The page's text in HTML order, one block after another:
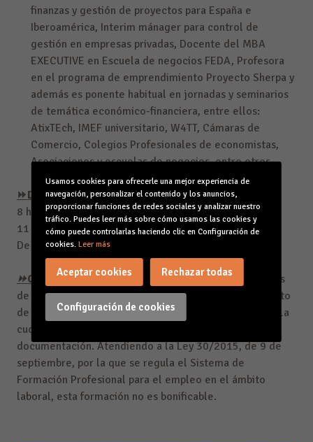
finanzas y gestión de proyectos para España e
Iberoamérica, Interim mánager para control de
gestión en empresas privadas, Docente del MBA
EXECUTIVE en Escuela de negocios FEDA, Profesora
en el programa de emprendimiento Proyecto Sherpa y
además es ponente habitual en jornadas y seminarios
de temática económico-financiera, entre ellos:
AtixTEch, IMEF universitario, W4TT, Cámaras de
Comercio, Colegios Profesionales de economistas,
Asociaciones y escuelas de negocios, entre otros.
⏩DURACIÓN Y FECHA:
8 horas
11 de junio de 2026
De 9.30 a 14.00 y de 15.00 a 18.30 horas
⏩CUOTA DE INSCRIPCIÓN :
La cuota de inscripción es
de 295 € para asociados a CAEB y a partir del 2º inscrito
de la misma empresa. 310 € en el resto de los casos. La
cuota incluye la asistencia a las sesiones y la
documentación. Atendiendo a la Ley 30/2015, de 9 de
septiembre, por la que se regula el Sistema de
Formación Profesional para el empleo en el ámbito
laboral, esta formación no es bonificable.
Usamos cookies para ofrecerle una mejor experiencia de
navegación, personalizar el contenido y los anuncios,
proporcionar funciones de redes sociales y analizar nuestro
tráfico. Puedes leer más sobre cómo usamos las cookies y
cómo puede controlarlas haciendo clic en Configuración de
cookies. Leer más
Configuración de cookies
Aceptar cookies Rechazar todas